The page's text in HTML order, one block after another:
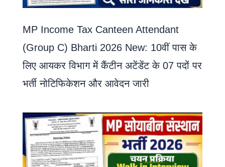
MP Income Tax Canteen Attendant
(Group C) Bharti 2026 New: 10वीं पास के
लिए आयकर विभाग में कैंटीन अटेंडेंट के 07 पदों पर
भर्ती नोटिफिकेशन और आवेदन जारी